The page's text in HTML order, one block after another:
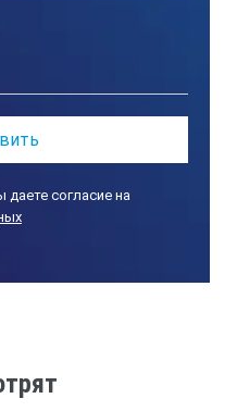
дробь
песчаник и
согласие на